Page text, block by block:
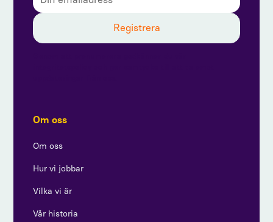
Om oss
Om oss
Hur vi jobbar
Vilka vi är
Vår historia